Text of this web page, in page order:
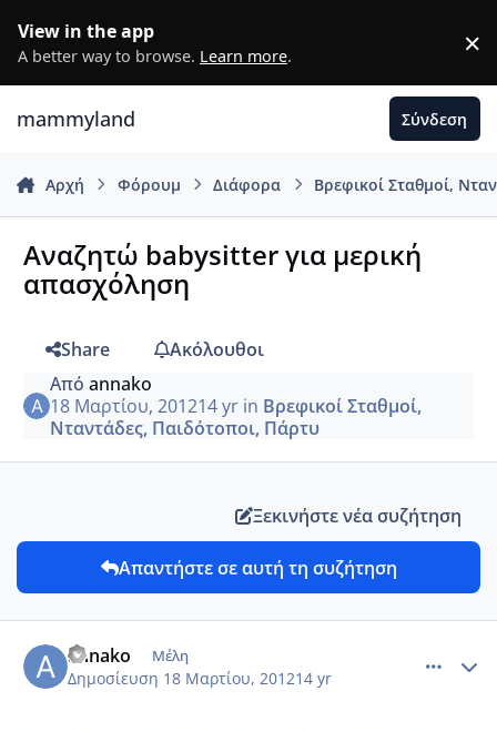
View in the app
A better way to browse. Learn more. ×
mammyland Σύνδεση
Αρχή Φόρουμ Διάφορα Βρεφικοί Σταθμοί,
Αναζητώ babysitter για μερική
απασχόληση
Share
Ακόλουθοι
Από annako
18 Μαρτίου, 201214 yrin Βρεφικοί Σταθμοί,
Νταντάδες, Παιδότοποι, Πάρτυ
Ξεκινήστε νέα συζήτηση
Απαντήστε σε αυτή τη συζήτηση
annako Μέλη
Δημοσίευση 18 Μαρτίου, 201214 yr